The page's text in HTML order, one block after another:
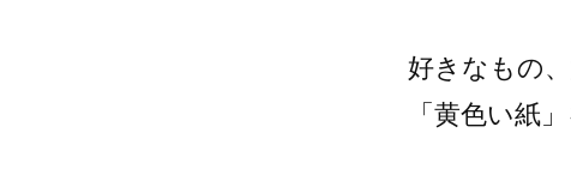
好きなもの
「黄色い紙